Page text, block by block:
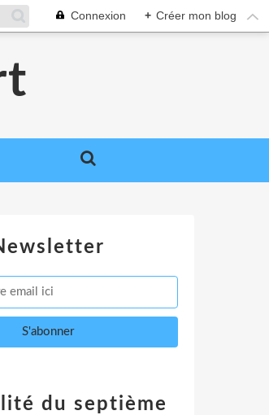
Connexion + Créer mon blog
du septième